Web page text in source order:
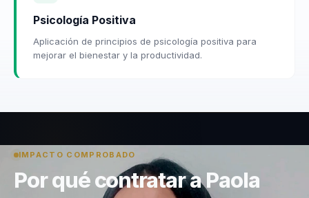
Psicología Positiva
Aplicación de principios de psicología positiva para
mejorar el bienestar y la productividad.
IMPACTO COMPROBADO
Por qué contratar a Paola